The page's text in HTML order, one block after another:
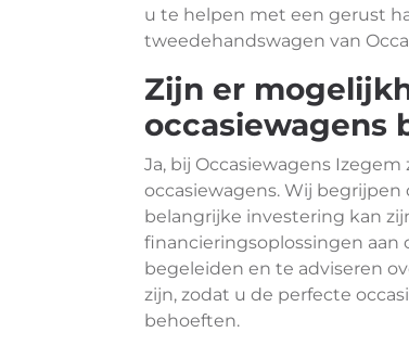
u te helpen met een gerust
tweedehandswagen van
Zijn er
occasiewagens
Ja, bij Occasiewagens
occasiewagens. Wij
belangrijke investering kan
financieringsoplossingen aan
begeleiden en te adviseren
zijn, zodat u de perfecte
behoeften.